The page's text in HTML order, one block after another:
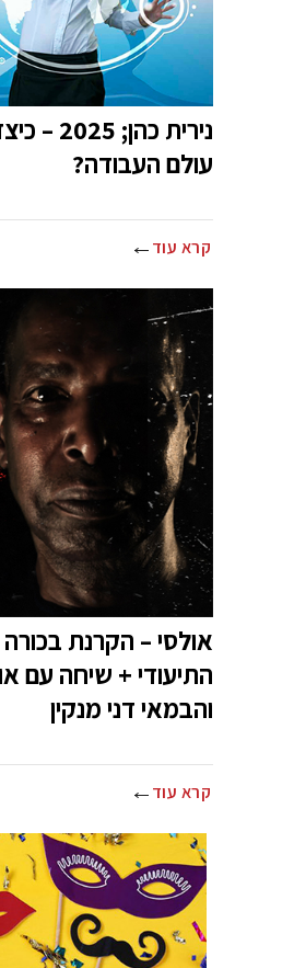
נירית כהן;
עולם העבודה?
קרא עוד
אולסי – הקרנת
התיעודי + שיחה עם
והבמאי דני מנקין
קרא עוד